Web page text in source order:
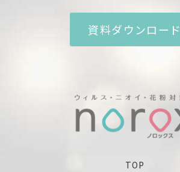
資料ダウンロード
TOP